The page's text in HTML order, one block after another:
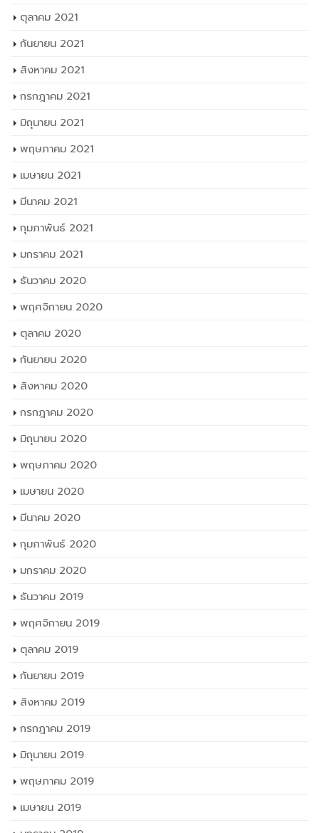
ตุลาคม 2021
กันยายน 2021
สิงหาคม 2021
กรกฎาคม 2021
มิถุนายน 2021
พฤษภาคม 2021
เมษายน 2021
มีนาคม 2021
กุมภาพันธ์ 2021
มกราคม 2021
ธันวาคม 2020
พฤศจิกายน 2020
ตุลาคม 2020
กันยายน 2020
สิงหาคม 2020
กรกฎาคม 2020
มิถุนายน 2020
พฤษภาคม 2020
เมษายน 2020
มีนาคม 2020
กุมภาพันธ์ 2020
มกราคม 2020
ธันวาคม 2019
พฤศจิกายน 2019
ตุลาคม 2019
กันยายน 2019
สิงหาคม 2019
กรกฎาคม 2019
มิถุนายน 2019
พฤษภาคม 2019
เมษายน 2019